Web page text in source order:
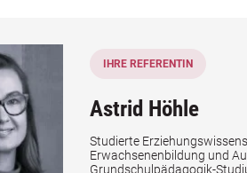
IHRE REFERENTIN
Astrid Höhle
Studierte
Erwachsenenbildung und
Grundschulpädagogik-